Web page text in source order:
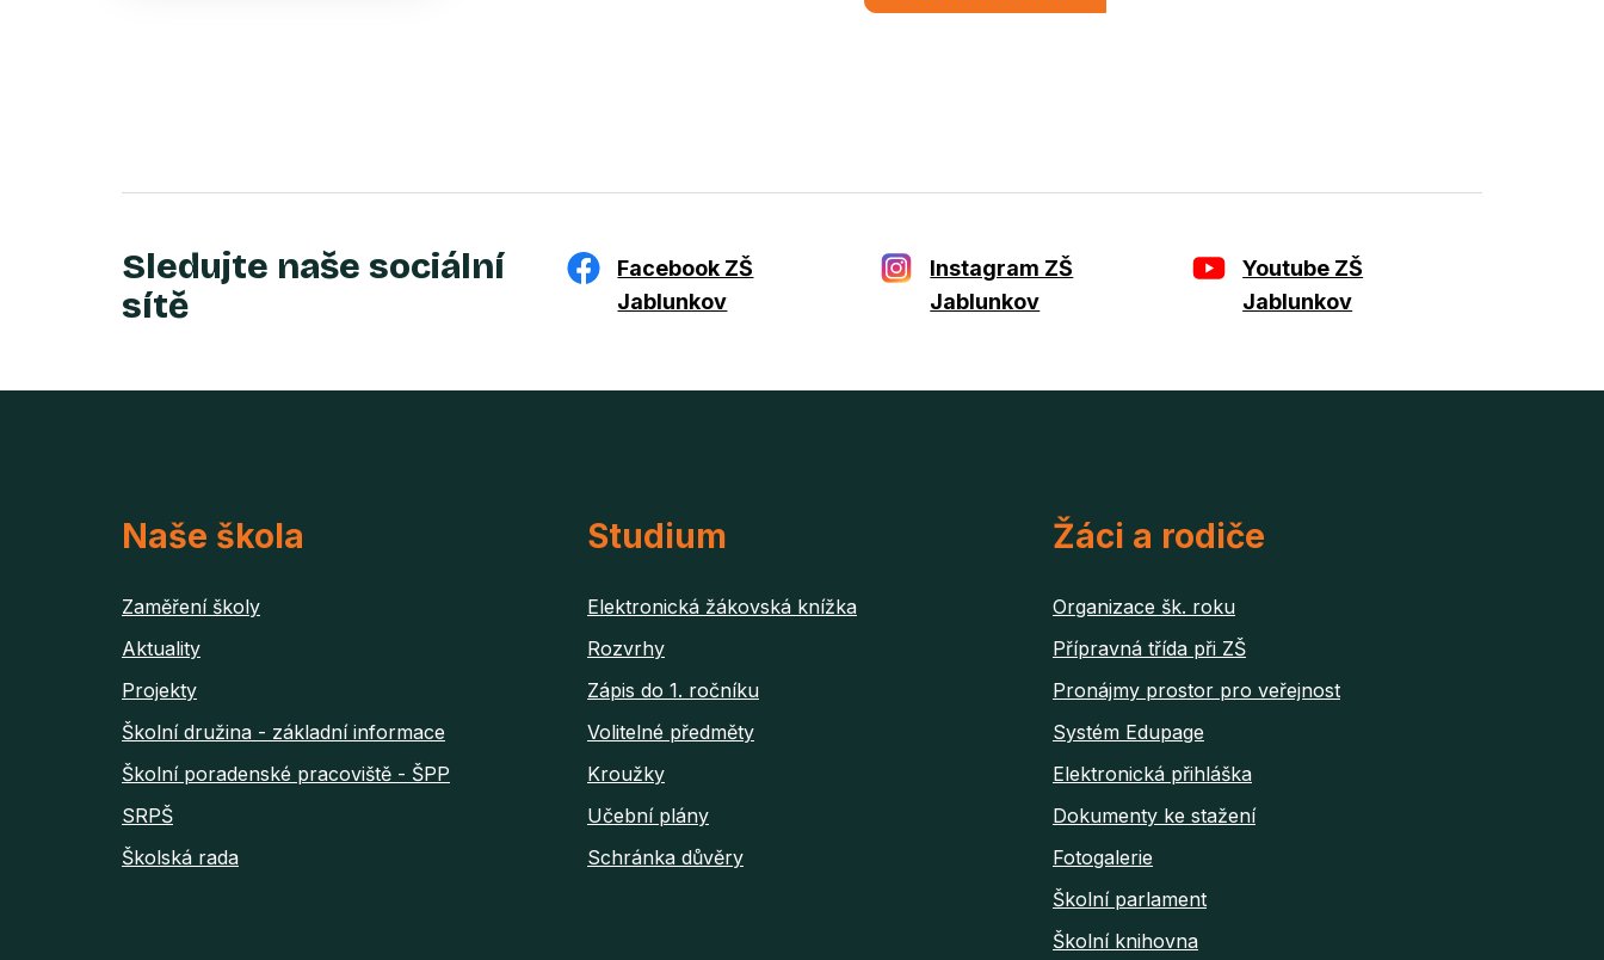
Sledujte naše sociální
sítě
Facebook ZŠ
Jablunkov
Instagram ZŠ
Jablunkov
Youtube ZŠ
Jablunkov
Naše škola
Zaměření školy
Aktuality
Projekty
Školní družina - základní informace
Školní poradenské pracoviště - ŠPP
SRPŠ
Školská rada
Studium
Elektronická žákovská knížka
Rozvrhy
Zápis do 1. ročníku
Volitelné předměty
Kroužky
Učební plány
Schránka důvěry
Žáci a rodiče
Organizace šk. roku
Přípravná třída při ZŠ
Pronájmy prostor pro veřejnost
Systém Edupage
Elektronická přihláška
Dokumenty ke stažení
Fotogalerie
Školní parlament
Školní knihovna